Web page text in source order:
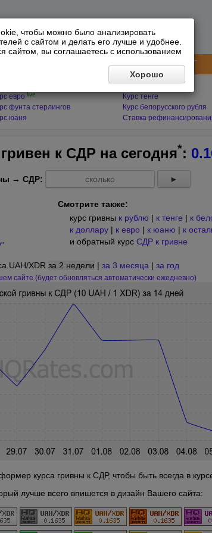
чтобы можно было анализировать
с сайтом и делать его лучше и удобнее.
сайтом, вы соглашаетесь с использованием
Хорошо
евро live
фунта стерлингов
юаня
ФИНАНСЫ СНГ
Курс гривны
Курс тенге
Курс белорусского рубля
Ставка
к СДР на сегодня*:
→ СДР: ►
Смотрите также:
курс гривны к рублю | к тенге | к
к доллару | к евро | к юаню | к
и обратный курс СДР к гривне
UAH/XDR за 2 недели | за 3 месяца | за год
сайте (будет обновляться автоматически ежедневно)
курса гривны к СДР, чтобы быть всегда в
лучше всего впишется в дизайн Вашего сайта: